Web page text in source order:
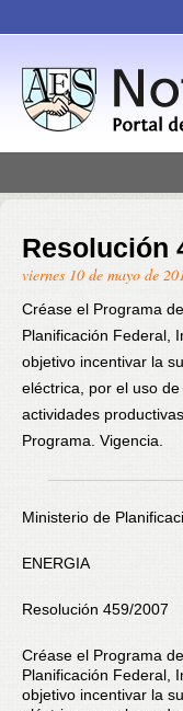
Resolución
viernes 10 de mayo de
Créase el Programa
Planificación Federal,
objetivo incentivar la
eléctrica, por el uso
actividades
Programa. Vigencia.
Ministerio de
ENERGIA
Resolución 459/2007
Créase el Programa
Planificación Federal,
objetivo incentivar la